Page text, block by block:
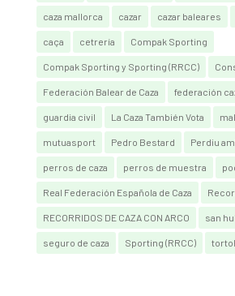
caza mallorca cazar cazar baleares
caça cetrería Compak Sporting
Compak Sporting y Sporting (RRCC)
Federación Balear de Caza federación
guardia civil La Caza También Vota
mutuasport Pedro Bestard Perdiu
perros de caza perros de muestra
Real Federación Española de Caza
RECORRIDOS DE CAZA CON ARCO san
seguro de caza Sporting (RRCC)